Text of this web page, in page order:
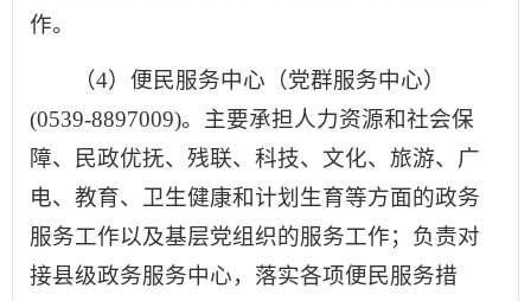
作。
（4）便民服务中心（党群服务中心）
(0539-8897009)。主要承担人力资源和社会保
障、民政优抚、残联、科技、文化、旅游、广
电、教育、卫生健康和计划生育等方面的政务
服务工作以及基层党组织的服务工作；负责对
接县级政务服务中心，落实各项便民服务措